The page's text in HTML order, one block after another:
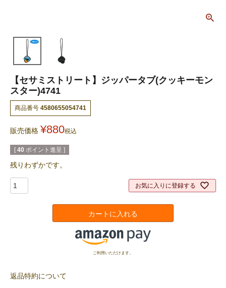
【セサミストリート】ジッパータブ(クッキーモン
スター)4741
商品番号 4580655054741
販売価格 ¥880税込
[ 40 ポイント進呈 ]
残りわずかです。
お気に入りに登録する
カートに入れる
ご利用いただけます。
返品特約について